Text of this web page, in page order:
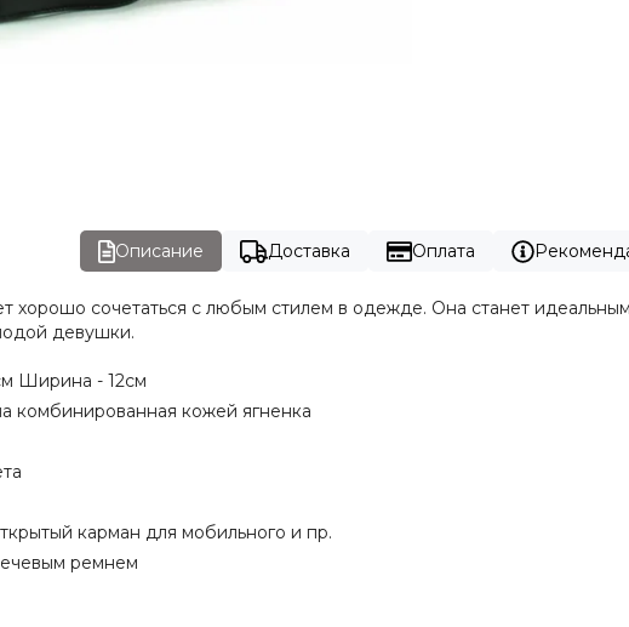
Описание Доставка Оплата
хорошо сочетаться с любым стилем в одежде. Она станет
девушки.
Ширина - 12см
комбинированная кожей ягненка
карман для мобильного и пр.
ремнем